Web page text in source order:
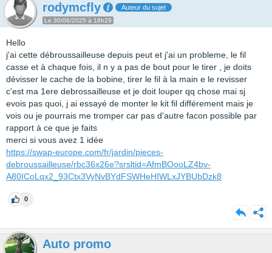
rodymcfly Auteur du sujet
Le 30/06/2025 à 18h29
Hello
j'ai cette débroussailleuse depuis peut et j'ai un probleme, le fil
casse et à chaque fois, il n y a pas de bout pour le tirer , je doits
dévisser le cache de la bobine, tirer le fil à la main e le revisser
c'est ma 1ere debrossailleuse et je doit louper qq chose mai sj
evois pas quoi, j ai essayé de monter le kit fil différement mais je
vois ou je pourrais me tromper car pas d'autre facon possible par
rapport à ce que je faits
merci si vous avez 1 idée
https://swap-europe.com/fr/jardin/pieces-
debroussailleuse/rbc36x26e?srsltid=AfmBOooLZ4bv-
A80ICoLqx2_93Ctx3VyNvBYdFSWHeHIWLxJYBUbDzk8
0
Auto promo